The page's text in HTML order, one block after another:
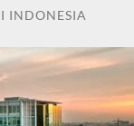
INDONESIA